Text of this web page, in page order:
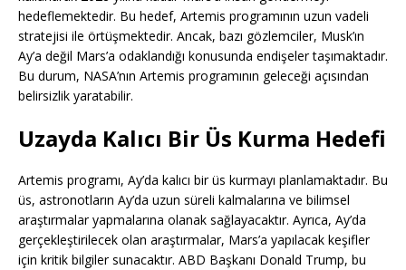
hedeflemektedir. Bu hedef, Artemis programının uzun vadeli
stratejisi ile örtüşmektedir. Ancak, bazı gözlemciler, Musk’ın
Ay’a değil Mars’a odaklandığı konusunda endişeler taşımaktadır.
Bu durum, NASA’nın Artemis programının geleceği açısından
belirsizlik yaratabilir.
Uzayda Kalıcı Bir Üs Kurma Hedefi
Artemis programı, Ay’da kalıcı bir üs kurmayı planlamaktadır. Bu
üs, astronotların Ay’da uzun süreli kalmalarına ve bilimsel
araştırmalar yapmalarına olanak sağlayacaktır. Ayrıca, Ay’da
gerçekleştirilecek olan araştırmalar, Mars’a yapılacak keşifler
için kritik bilgiler sunacaktır. ABD Başkanı Donald Trump, bu